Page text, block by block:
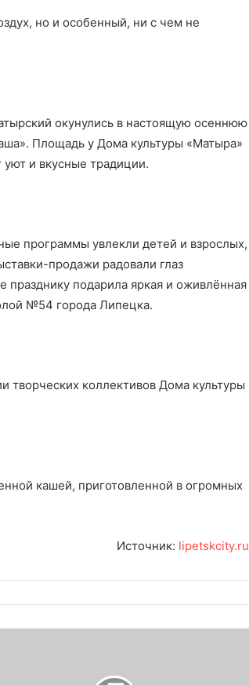
но и особенный, ни с чем не
окунулись в настоящую осеннюю
Площадь у Дома культуры «Матыра»
уют и вкусные традиции.
программы увлекли детей и взрослых,
продажи радовали глаз
подарила яркая и оживлённая
№54 города Липецка.
творческих коллективов Дома культуры
кашей, приготовленной в огромных
Источник: lipetskcity.ru